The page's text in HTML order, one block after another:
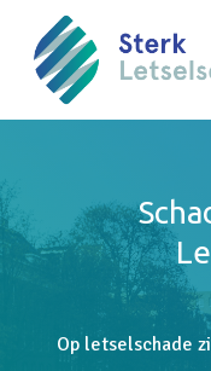
Op letselschade